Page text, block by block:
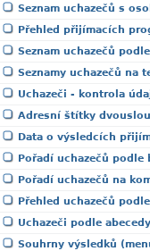
Seznam uchazečů s
Přehled přijímacích
Seznam uchazečů
Seznamy uchazečů na
Uchazeči - kontrola
Adresní štítky
Data o výsledcích
Pořadí uchazečů podle
Pořadí uchazečů na
Přehled uchazečů
Uchazeči podle
Souhrny výsledků